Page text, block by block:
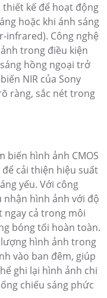
thiết kế để hoạt động
hoặc khi ánh sáng
infrared). Công nghệ
trong điều kiện
hồng ngoại trở
NIR của Sony
ràng, sắc nét trong
biến hình ảnh CMOS
cải thiện hiệu suất
yếu. Với công
nhận hình ảnh với độ
ngay cả trong môi
bóng tối hoàn toàn.
hình ảnh trong
vào ban đêm, giúp
ghi lại hình ảnh chi
chiếu sáng phức